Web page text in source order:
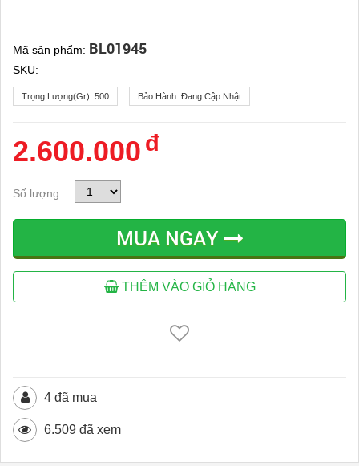
Mã sản phẩm: BL01945
SKU:
Trọng Lượng(gr): 500 Bảo Hành: Đang Cập Nhật
2.600.000 đ
Số lượng
MUA NGAY
THÊM VÀO GIỎ HÀNG
4 đã mua
6.509 đã xem